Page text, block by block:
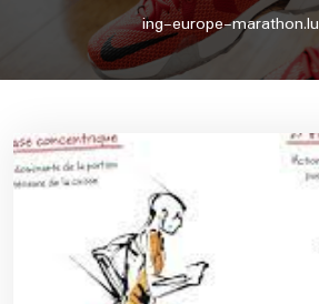
ing-europe-marathon.lu